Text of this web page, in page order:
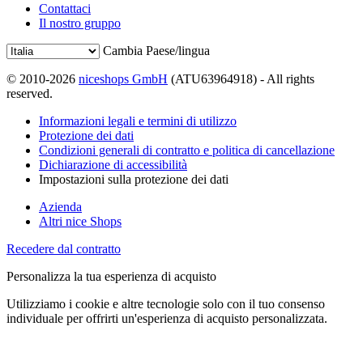
Contattaci
Il nostro gruppo
Cambia Paese/lingua
© 2010-2026 niceshops GmbH (ATU63964918) - All rights
reserved.
Informazioni legali e termini di utilizzo
Protezione dei dati
Condizioni generali di contratto e politica di cancellazione
Dichiarazione di accessibilità
Impostazioni sulla protezione dei dati
Azienda
Altri nice Shops
Recedere dal contratto
Personalizza la tua esperienza di acquisto
Utilizziamo i cookie e altre tecnologie solo con il tuo consenso
individuale per offrirti un'esperienza di acquisto personalizzata.